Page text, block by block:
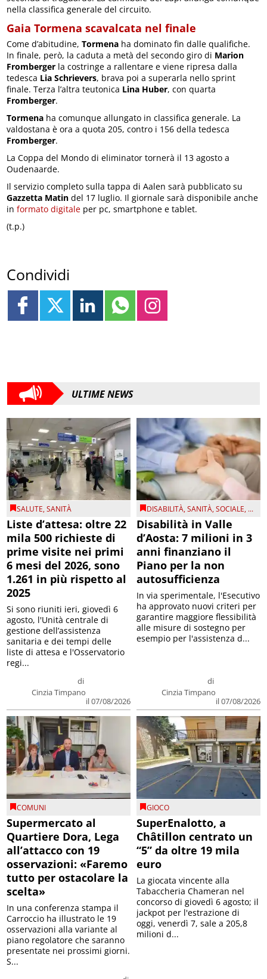
nella classifica generale del circuito.
Gaia Tormena scavalcata nel finale
Come d’abitudine,Tormena ha dominato fin dalle qualifiche.
In finale, però, la caduta a metà del secondo giro di Marion
Fromberger la costringe a rallentare e viene ripresa dalla
tedesca Lia Schrievers, brava poi a superarla nello sprint
finale. Terza l’altra teutonica Lina Huber, con quarta
Fromberger.
Tormena ha comunque allungato in classifica generale. La
valdostana è ora a quota 205, contro i 156 della tedesca
Fromberger.
La Coppa del Mondo di eliminator tornerà il 13 agosto a
Oudenaarde.
Il servizio completo sulla tappa di Aalen sarà pubblicato su
Gazzetta Matin del 17 luglio. Il giornale sarà disponibile anche
informato digitale per pc, smartphone e tablet.
(t.p.)
Condividi
ULTIME NEWS
SALUTE,SANITÀ
Liste d’attesa: oltre 22
mila 500 richieste di
prime visite nei primi
6 mesi del 2026, sono
1.261 in più rispetto al
2025
di
Cinzia Timpano
il 07/08/2026
Si sono riuniti ieri, giovedì 6
agosto, l'Unità centrale di
gestione dell’assistenza
sanitaria e dei tempi delle
liste di attesa e l'Osservatorio
regi...
DISABILITÀ,SANITÀ,SOCIALE, ...
Disabilità in Valle
d’Aosta: 7 milioni in 3
anni finanziano il
Piano per la non
autosufficienza
di
Cinzia Timpano
il 07/08/2026
In via sperimentale, l'Esecutivo
ha approvato nuovi criteri per
garantire maggiore flessibilità
alle misure di sostegno per
esempio per l'assistenza d...
COMUNI
Supermercato al
Quartiere Dora, Lega
all’attacco con 19
osservazioni: «Faremo
tutto per ostacolare la
scelta»
In una conferenza stampa il
Carroccio ha illustrato le 19
osservazioni alla variante al
piano regolatore che saranno
presentate nei prossimi giorni.
S...
GIOCO
SuperEnalotto, a
Châtillon centrato un
“5” da oltre 19 mila
euro
La giocata vincente alla
Tabaccheria Chameran nel
concorso di giovedì 6 agosto; il
jackpot per l'estrazione di
oggi, venerdì 7, sale a 205,8
milioni d...